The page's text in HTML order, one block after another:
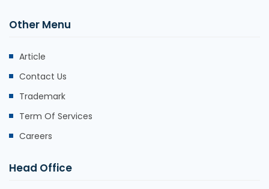
Other Menu
Article
Contact Us
Trademark
Term Of Services
Careers
Head Office